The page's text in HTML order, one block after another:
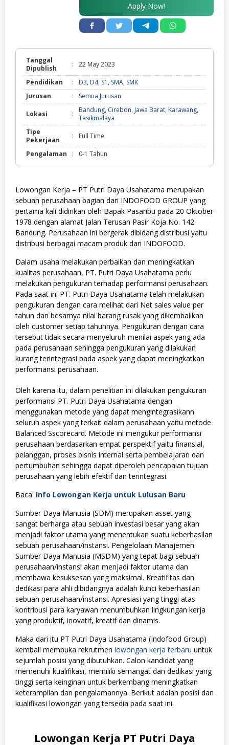
Apply Now!
Tanggal
Dipublish
: 22 May 2023
Pendidikan : D3, D4, S1 , SMA, SMK
Jurusan
: Semua Jurusan
Lokasi : Bandung, Cirebon, Jawa Barat, Karawang,
Tasikmalaya
Tipe
Pekerjaan
: Full Time
Pengalaman : 0-1 Tahun
Lowongan Kerja – PT Putri Daya Usahatama merupakan
sebuah perusahaan bagian dari INDOFOOD GROUP yang
pertama kali didirikan oleh Bapak Pasaribu pada 20 Oktober
1978 dengan alamat Jalan Terusan Pasir Koja No. 142
Bandung. Perusahaan ini bergerak dibidang distribusi yaitu
distribusi berbagai macam produk dari INDOFOOD.
Dalam usaha melakukan perbaikan dan meningkatkan
kualitas perusahaan, PT. Putri Daya Usahatama perlu
melakukan pengukuran terhadap performansi perusahaan.
Pada saat ini PT. Putri Daya Usahatama telah melakukan
pengukuran dengan cara melihat dari Net sales value per
tahun dan besarnya nilai barang rusak yang dikembalikan
oleh customer setiap tahunnya. Pengukuran dengan cara
tersebut tidak secara menyeluruh menilai aspek yang ada
pada perusahaan sehingga pengukuran yang dilakukan
kurang terintegrasi pada aspek yang dapat meningkatkan
performansi perusahaan.
Oleh karena itu, dalam penelitian ini dilakukan pengukuran
performansi PT. Putri Daya Usahatama dengan
menggunakan metode yang dapat mengintegrasikann
seluruh aspek yang terkait dalam perusahaan yaitu metode
Balanced Sscorecard. Metode ini mengukur performansi
perusahaan berdasarkan empat perspektif yaitu finansial,
pelanggan, proses bisnis internal serta pembelajaran dan
pertumbuhan sehingga dapat diperoleh pencapaian tujuan
perusahaan yang lebih efektif dan terintegrasi.
Baca: Info Lowongan Kerja untuk Lulusan Baru
Sumber Daya Manusia (SDM) merupakan asset yang
sangat berharga atau sebuah investasi besar yang akan
menjadi faktor utama yang menentukan suatu keberhasilan
sebuah perusahaan/instansi. Pengelolaan Manajemen
Sumber Daya Manusia (MSDM) yang tepat bagi sebuah
perusahaan/instansi akan menjadi faktor utama dan
membawa kesuksesan yang maksimal. Kreatifitas dan
dedikasi para ahli dibidangnya adalah kunci keberhasilan
sebuah perusahaan/instansi. Apresiasi yang tinggi atas
kontribusi para karyawan menumbuhkan lingkungan kerja
yang produktif, inovatif, kreatif dan dinamis.
Maka dari itu PT Putri Daya Usahatama (Indofood Group)
kembali membuka rekrutmen lowongan kerja terbaru untuk
sejumlah posisi yang dibutuhkan. Calon kandidat yang
memenuhi kualifikasi, memiliki semangat dan dedikasi yang
tinggi serta keinginan untuk berkembang meningkatkan
keterampilan dan pengalamannya. Berikut adalah posisi dan
kualifikasi lowongan yang tersedia pada saat ini.
Lowongan Kerja PT Putri Daya